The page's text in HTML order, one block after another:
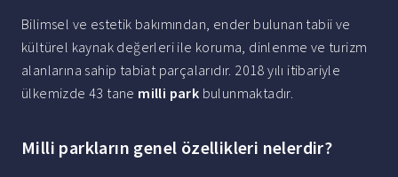
Bilimsel ve estetik bakımından, ender bulunan tabii ve
kültürel kaynak değerleri ile koruma, dinlenme ve turizm
alanlarına sahip tabiat parçalarıdır. 2018 yılı itibariyle
ülkemizde 43 tane milli park bulunmaktadır.
Milli parkların genel özellikleri nelerdir?